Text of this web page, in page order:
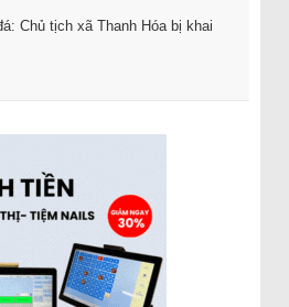
Chủ tịch xã Thanh Hóa bị khai